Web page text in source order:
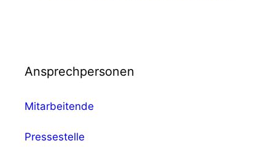
Ansprechpersonen
Mitarbeitende
Pressestelle